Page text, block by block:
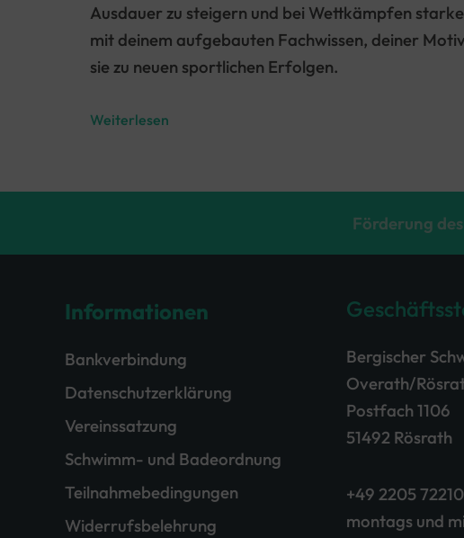
Ausdauer zu steigern und bei Wettkämpfen
mit deinem aufgebauten Fachwissen, deiner
sie zu neuen sportlichen Erfolgen.
Übungsleiter
Geschlechter)
Weiterlesen
Förderung
Informationen
Bankverbindung
Datenschutzerklärung
Vereinssatzung
Schwimm- und Badeordnung
Teilnahmebedingungen
Widerrufsbelehrung
Bergischer
Overath/
Postfach 1106
51492 Rösrath
+49 2205
montags und